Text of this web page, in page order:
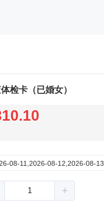
检卡（已婚女）
08-11,2026-08-12,2026-08-13
+